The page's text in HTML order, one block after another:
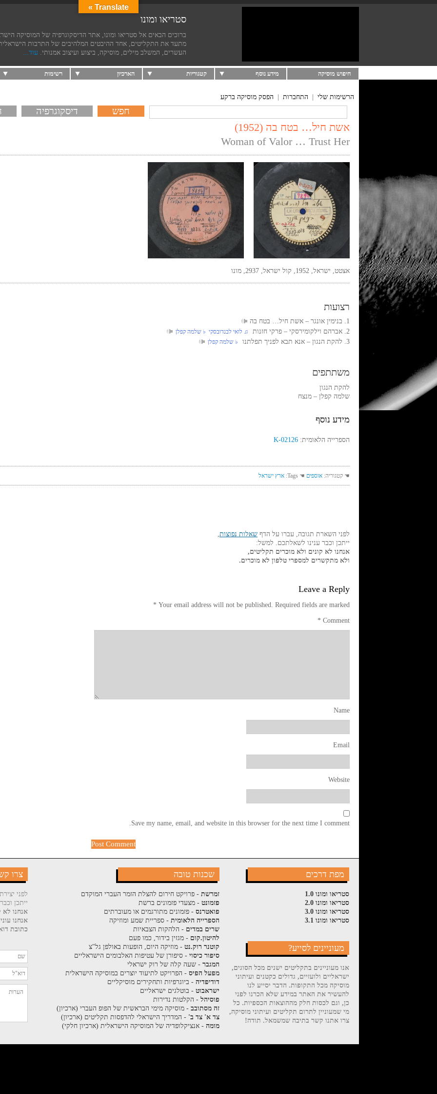
סטריאו ומונו
ברוכים הבאים אל סטריאו ומונו, אתר הדיסקוגרפיה של המוסיקה
מתעד את התקליטים, אחד ההיבטים המלהיבים של התרבות
העשרים, המשלב מילים, מוסיקה, ביצוע ועיצוב אמנותי. עוד...
חיפוש מוסיקה מידע נוסף קטגוריות הארכיון רשימות
הרשימות שלי התחברות הפסק מוסיקה ברקע
דיסקוגרפיה
אשת חיל… בטח בה (1952)
Woman of Valor … Trust Her
אצטט, ישראל, 1952, קול ישראל, 2937, מונו
רצועות
1. בנימין אונגר‏ – אשת חיל… בטח בה
2. אברהם וילקומירסקי‏ – פרקי חזנות
‏ ♫ לואי לבנדובסקי‏ ♭ שלמה קפלן
3. להקת הנגון‏ – אנא תבא לפניך תפלתנו ‏ ♭ שלמה קפלן
משתתפים
להקת הנגון
שלמה קפלן – מנצח
מידע נוסף
הספרייה הלאומית: K-02126
☚ קטגוריה: אוספים ☚ Tags: ארץ ישראל
לפני השארת תגובה, עברו על הדף שאלות נפוצות,
ייתכן וכבר ענינו לשאלתכם. למשל:
אנחנו לא קונים ולא מוכרים תקליטים,
ולא מתקשרים למספרי טלפון לא מוכרים.
Leave a Reply
Your email address will not be published. Required fields are marked
*
Comment
*
Name
Email
Website
Save my name, email, and website in this browser for the next time I comment.
צרו
לפני
ייתכן
אנחנו לא
אנחנו
כתובת
מפת דרכים
סטריאו ומונו 1.0
סטריאו ומונו 2.0
סטריאו ומונו 3.0
סטריאו ומונו 3.1
מעוניינים לסייע?
אנו מעוניינים בתקליטים ישנים מכל הסוגים,
ישראליים ולועזיים, גדולים כקטנים ועיתוני
מוסיקה מכל התקופות. הדבר יסייע לנו
להעשיר את האתר במידע שלא הכרנו לפני
כן, וגם לכסות חלק מההוצאות הכספיות. כל
מי שמעוניין לתרום תקליטים ועיתוני מוסיקה,
צרו אתנו קשר בתיבה שמשמאל. תודה!
שכנות טובה
זמרשת- פרויקט חירום להצלת הזמר העברי המוקדם
פזמונט- מצעדי פזמונים ברשת
פואטרנס- פזמונים מתורגמים או מעוברתים
הספרייה הלאומית- ספריית שמע ומוזיקה
שרים במדים - הלהקות הצבאיות
להיטון.קום - מגזין בידור, כמו פעם
קוטנר רוק.נט- מוזיקה היום, הופעות באולפן גל"צ
סיפור כיסוי- סיפורן של עטיפות האלבומים הישראליים
המגבר- שעה קלה של רוק ישראלי
מפעל הפיס- הפרויקט לתיעוד יוצרים במוסיקה הישראלית
דודיפדיה- ביוגרפיות ותחקירים מוסיקליים
ישראבוט- בוטלגים ישראליים
פוסיהל- הקלטות נדירות
זה מסתובב- מוסיקה מימי הבראשית של הפופ העברי (ארכיון)
צד א' צד ב' - המדריך הישראלי להדפסות תקליטים (ארכיון)
מומה- אנציקלופדיה של המוסיקה הישראלית (ארכיון חלקי)
Translate »